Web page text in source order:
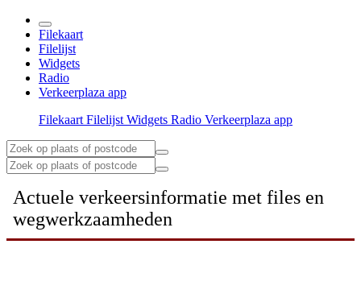
Filekaart
Filelijst
Widgets
Radio
Verkeerplaza app
Filekaart Filelijst Widgets Radio Verkeerplaza app
Actuele verkeersinformatie met files en
wegwerkzaamheden